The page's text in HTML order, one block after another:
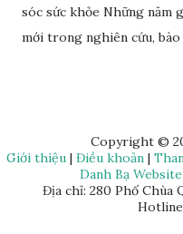
sóc sức khỏe Những năm
mới trong nghiên cứu, bào
dụng mà Anphagroup là
tiêu biểu. Đơn vị này đã
khoa học trong việc sản
sóc sức khỏe và đem lại
Copyright ©
Giới thiệu | Điều khoản |
Danh Bạ Website
Địa chỉ: 280 Phố Chùa